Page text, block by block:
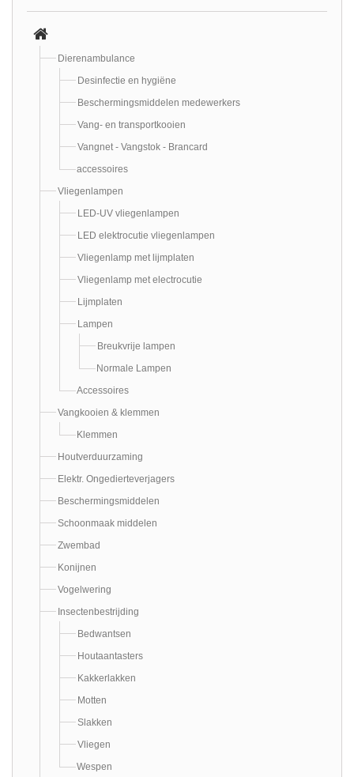
Dierenambulance
Desinfectie en hygiëne
Beschermingsmiddelen medewerkers
Vang- en transportkooien
Vangnet - Vangstok - Brancard
accessoires
Vliegenlampen
LED-UV vliegenlampen
LED elektrocutie vliegenlampen
Vliegenlamp met lijmplaten
Vliegenlamp met electrocutie
Lijmplaten
Lampen
Breukvrije lampen
Normale Lampen
Accessoires
Vangkooien & klemmen
Klemmen
Houtverduurzaming
Elektr. Ongedierteverjagers
Beschermingsmiddelen
Schoonmaak middelen
Zwembad
Konijnen
Vogelwering
Insectenbestrijding
Bedwantsen
Houtaantasters
Kakkerlakken
Motten
Slakken
Vliegen
Wespen